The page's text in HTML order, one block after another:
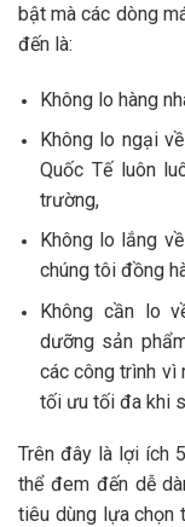
bật mà các dòng
đến là:
Không lo hàng
Không lo ngại
Quốc Tế luôn
trường,
Không lo lắng
chúng tôi đồng
Không cần lo
dưỡng sản
các công trình vì
tối ưu tối đa khi
Trên đây là lợi ích
thể đem đến dễ
tiêu dùng lựa chọn